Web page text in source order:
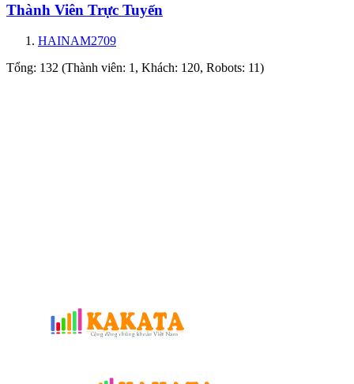
Thành Viên Trực Tuyến
HAINAM2709
Tổng: 132 (Thành viên: 1, Khách: 120, Robots: 11)